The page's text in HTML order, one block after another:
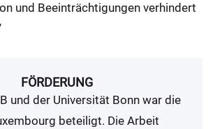
und Beeinträchtigungen verhindert
FÖRDERUNG
und der Universität Bonn war die
beteiligt. Die Arbeit